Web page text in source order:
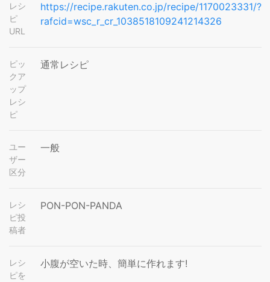
レシ
ピ
URL
https://recipe.rakuten.co.jp/recipe/1170023331/?
rafcid=wsc_r_cr_1038518109241214326
ピッ
クア
ップ
レシ
ピ
通常レシピ
ユー
ザー
区分
一般
レシ
ピ投
稿者
PON-PON-PANDA
レシ
ピを
小腹が空いた時、簡単に作れます!